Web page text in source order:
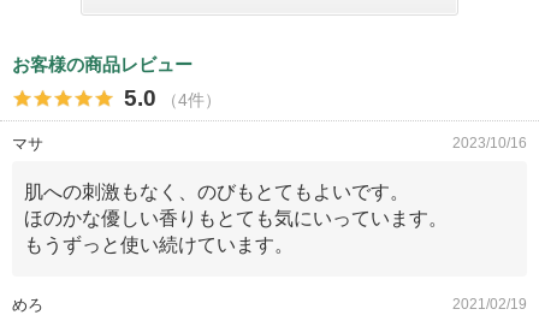
お客様の商品レビュー
5.0 （4件）
マサ 2023/10/16
肌への刺激もなく、のびもとてもよいです。
ほのかな優しい香りもとても気にいっています。
もうずっと使い続けています。
めろ 2021/02/19